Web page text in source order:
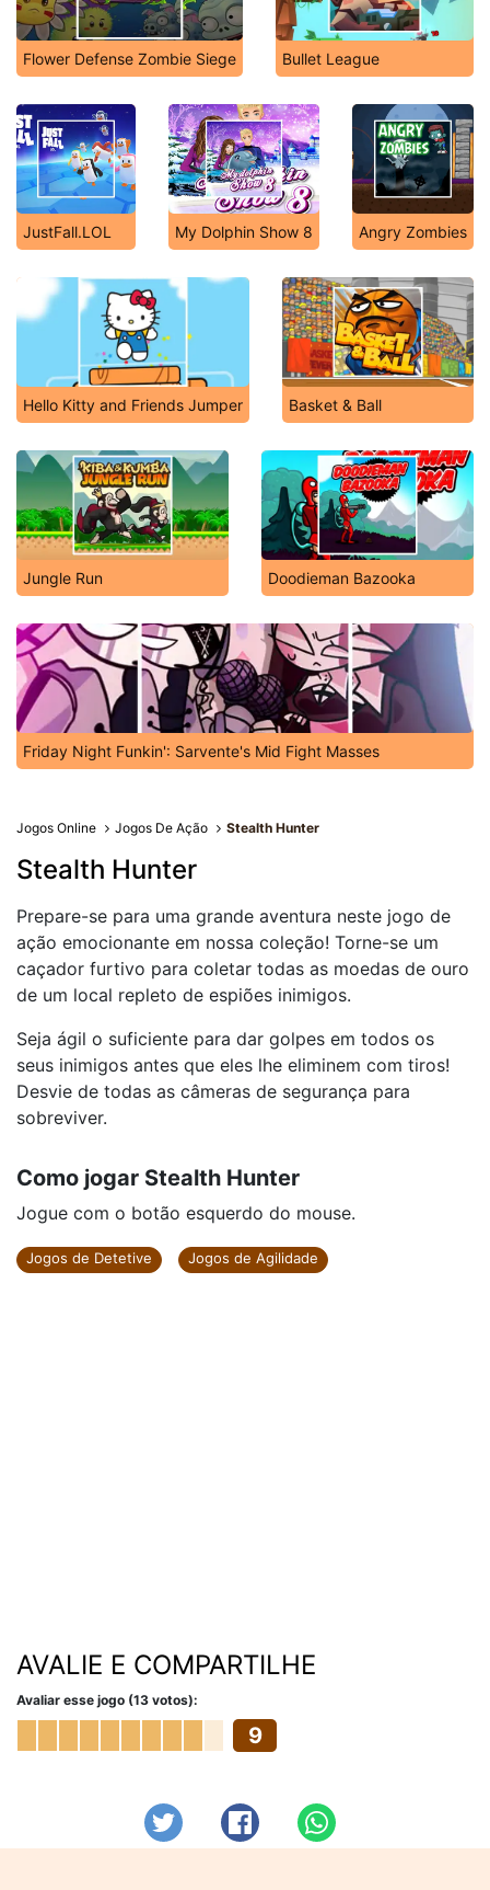
Flower Defense Zombie Siege Bullet League
JustFall.LOL My Dolphin Show 8 Angry Zombies
Hello Kitty and Friends Jumper Basket & Ball
Jungle Run Doodieman Bazooka
Friday Night Funkin': Sarvente's Mid Fight Masses
Jogos Online Jogos De Ação Stealth Hunter
Stealth Hunter
Prepare-se para uma grande aventura neste jogo de
ação emocionante em nossa coleção! Torne-se um
caçador furtivo para coletar todas as moedas de ouro
de um local repleto de espiões inimigos.
Seja ágil o suficiente para dar golpes em todos os
seus inimigos antes que eles lhe eliminem com tiros!
Desvie de todas as câmeras de segurança para
sobreviver.
Como jogar Stealth Hunter
Jogue com o botão esquerdo do mouse.
Jogos de Detetive Jogos de Agilidade
AVALIE E COMPARTILHE
Avaliar esse jogo (13 votos):
9